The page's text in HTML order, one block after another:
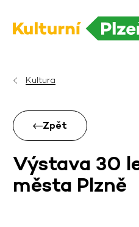
Kultura
Zpět
Výstava 30
města Plzně